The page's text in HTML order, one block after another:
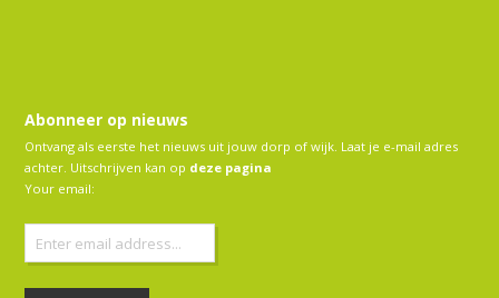
Abonneer op nieuws
Ontvang als eerste het nieuws uit jouw dorp of wijk. Laat je e-mail adres
achter. Uitschrijven kan op deze pagina
Your email: